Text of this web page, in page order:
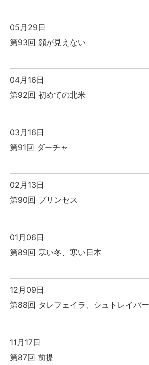
05月29日
第93回 顔が見えない
04月16日
第92回 初めての北米
03月16日
第91回 ダーチャ
02月13日
第90回 プリンセス
01月06日
第89回 寒い冬、寒い日本
12月09日
第88回 タレフェイラ、シュトレイバー
11月17日
第87回 前提